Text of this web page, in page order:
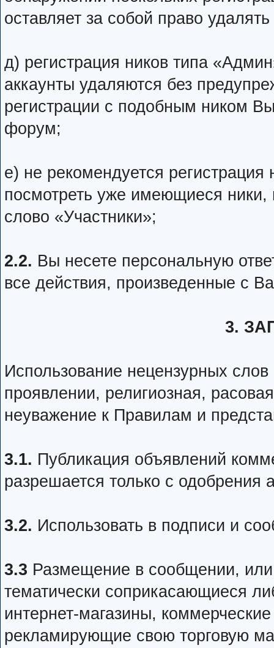
оставляет за собой право
д) регистрация ников типа
аккаунты удаляются без
регистрации с подобным ником
форум;
е) не рекомендуется
посмотреть уже имеющиеся
слово «Участники»;
2.2. Вы несете персональную
все действия, произведенные с
3.
Использование нецензурных
проявлении, религиозная,
неуважение к Правилам и
3.1. Публикация объявлений
разрешается только с одобрения
3.2. Использовать в подписи и
3.3 Размещение в сообщении,
тематически соприкасающиеся
интернет-магазины,
рекламирующие свою торговую